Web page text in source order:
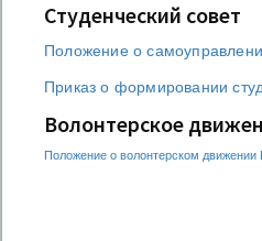
Студенческий совет
Положение о
Приказ о формировании
Волонтерское
Положение о волонтерском